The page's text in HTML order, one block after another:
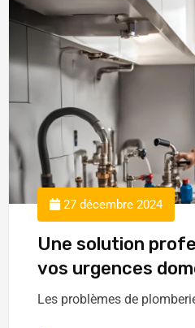
27 décembre 2024
Une solution
vos urgences
Les problèmes de